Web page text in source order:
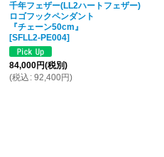
千年フェザー(LL2ハートフェザー)
ロゴフックペンダント
『チェーン50cm』
[SFLL2-PE004]
84,000円(税別)
(税込 : 92,400円)